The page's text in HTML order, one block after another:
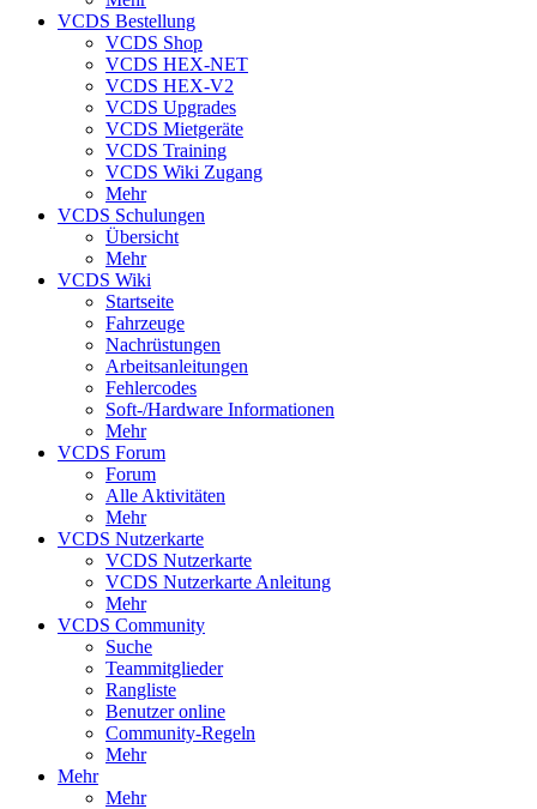
VCDS Bestellung
VCDS Shop
VCDS HEX-NET
VCDS HEX-V2
VCDS Upgrades
VCDS Mietgeräte
VCDS Training
VCDS Wiki Zugang
Mehr
VCDS Schulungen
Übersicht
Mehr
VCDS Wiki
Startseite
Fahrzeuge
Nachrüstungen
Arbeitsanleitungen
Fehlercodes
Soft-/Hardware Informationen
Mehr
VCDS Forum
Forum
Alle Aktivitäten
Mehr
VCDS Nutzerkarte
VCDS Nutzerkarte
VCDS Nutzerkarte Anleitung
Mehr
VCDS Community
Suche
Teammitglieder
Rangliste
Benutzer online
Community-Regeln
Mehr
Mehr
Mehr